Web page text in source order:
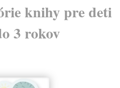
knihy pre deti
3 rokov